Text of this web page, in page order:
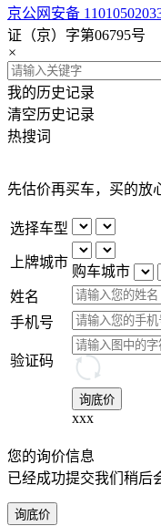
京公网安备
证（京）字第06795号
×
我的历史记录
清空历史记录
热搜词
先估价再买车，买的放
选择车型
上牌城市
购车城市
姓名
手机号
验证码
询底价
xxx
您的询价信息
已经成功提交我们稍后
询底价